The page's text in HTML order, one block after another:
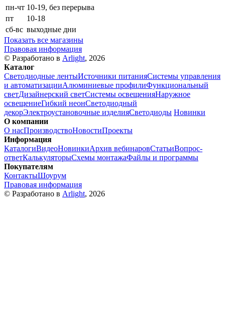
пн-чт 10-19, без перерыва
пт
10-18
сб-вс выходные дни
Показать все магазины
Правовая информация
© Разработано в Arlight, 2026
Каталог
Светодиодные лентыИсточники питанияСистемы управления
и автоматизацииАлюминиевые профилиФункциональный
светДизайнерский светСистемы освещенияНаружное
освещениеГибкий неонСветодиодный
декорЭлектроустановочные изделияСветодиоды Новинки
О компании
О насПроизводствоНовостиПроекты
Информация
КаталогиВидеоНовинкиАрхив вебинаровСтатьиВопрос-
ответКалькуляторыСхемы монтажаФайлы и программы
Покупателям
КонтактыШоурум
Правовая информация
© Разработано в Arlight, 2026